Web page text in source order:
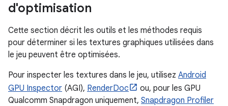
d'optimisation
Cette section décrit les outils et les méthodes requis
pour déterminer si les textures graphiques utilisées dans
le jeu peuvent être optimisées.
Pour inspecter les textures dans le jeu, utilisez Android
GPU Inspector (AGI), RenderDoc
ou, pour les GPU
Qualcomm Snapdragon uniquement, Snapdragon Profiler